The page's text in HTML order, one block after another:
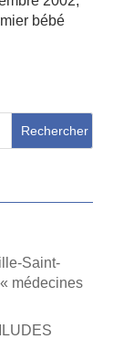
bébé
Saint-
médecines